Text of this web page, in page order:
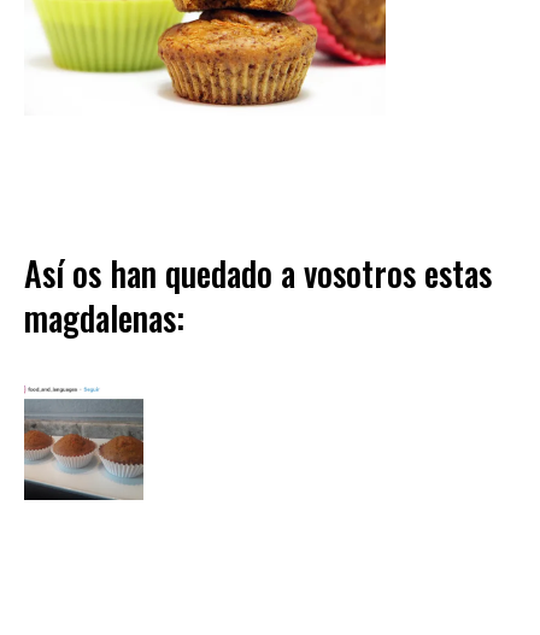
Así os han quedado a vosotros estas
magdalenas: